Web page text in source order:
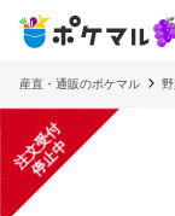
産直・通販のポケマル
注
文
受
付
停
止
中